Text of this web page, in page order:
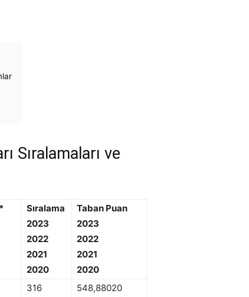
Sıralamaları ve
Sıralama
2023
2022
2021
2020
Taban Puan
2023
2022
2021
2020
316
548,88020